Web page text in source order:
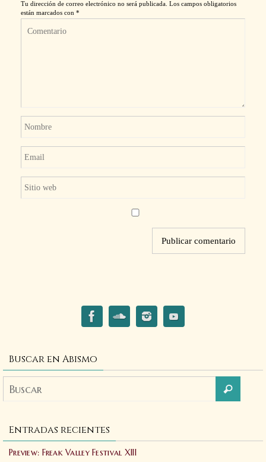
Tu dirección de correo electrónico no será publicada. Los campos obligatorios
están marcados con *
Buscar en Abismo
Entradas recientes
Preview: Freak Valley Festival XIII